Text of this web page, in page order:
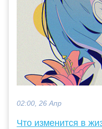
02:00, 26 Апр
Что изменится в